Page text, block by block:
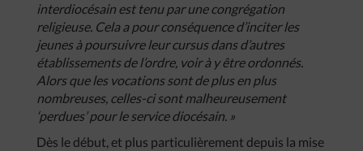
interdiocésain est tenu par une congrégation
religieuse. Cela a pour conséquence d’inciter les
jeunes à poursuivre leur cursus dans d’autres
établissements de l’ordre, voir à y être ordonnés.
Alors que les vocations sont de plus en plus
nombreuses, celles-ci sont malheureusement
‘perdues’ pour le service diocésain. »
Dès le début, et plus particulièrement depuis la mise